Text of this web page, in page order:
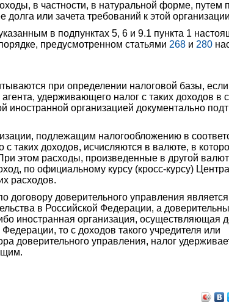
в частности, в натуральной форме, путем
или зачета требований к этой
в подпунктах 5, 6 и 9.1 пункта 1
предусмотренном статьями 268 и 280
при определении налоговой базы, если
удерживающего налог с таких доходов в
иностранной организацией документально
подлежащим налогообложению в
таких доходов, исчисляются в валюте, в
этом расходы, произведенные в другой
по официальному курсу (кросс-курсу)
расходов.
договору доверительного управления
в Российской Федерации, а
иностранная организация, осуществляющая
то с доходов такого учредителя или
доверительного управления, налог